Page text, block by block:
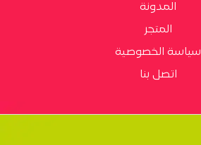
المدونة
المتجر
سياسة الخصوصية
اتصل بنا